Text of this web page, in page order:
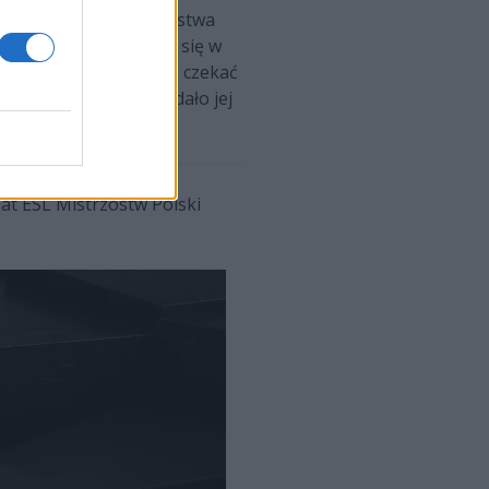
Tym razem autorstwa
temu udało im się w
mogą nas jeszcze czekać
ciosów z rzędu. To dało jej
ESL Mistrzostw Polski